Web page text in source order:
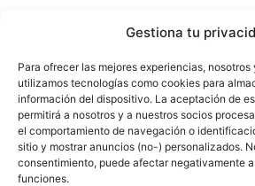
Gestiona tu
Para ofrecer las mejores experiencias,
utilizamos tecnologías como cookies para
información del dispositivo. La aceptación de
permitirá a nosotros y a nuestros socios
el comportamiento de navegación o
sitio y mostrar anuncios (no-) personalizados.
consentimiento, puede afectar negativamente
funciones.
y por qué es importante?